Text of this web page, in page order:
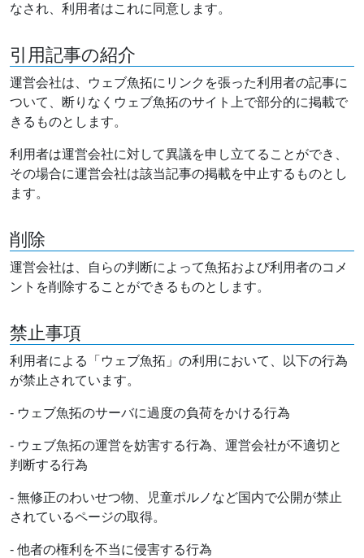
なされ、利用者はこれに同意します。
引用記事の紹介
運営会社は、ウェブ魚拓にリンクを張った利用者の記事に
ついて、断りなくウェブ魚拓のサイト上で部分的に掲載で
きるものとします。
利用者は運営会社に対して異議を申し立てることができ、
その場合に運営会社は該当記事の掲載を中止するものとし
ます。
削除
運営会社は、自らの判断によって魚拓および利用者のコメ
ントを削除することができるものとします。
禁止事項
利用者による「ウェブ魚拓」の利用において、以下の行為
が禁止されています。
- ウェブ魚拓のサーバに過度の負荷をかける行為
- ウェブ魚拓の運営を妨害する行為、運営会社が不適切と
判断する行為
- 無修正のわいせつ物、児童ポルノなど国内で公開が禁止
されているページの取得。
- 他者の権利を不当に侵害する行為